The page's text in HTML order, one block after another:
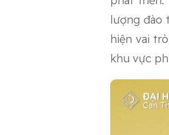
lượng đào
hiện vai
khu vực